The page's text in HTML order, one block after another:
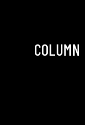
COLUMN